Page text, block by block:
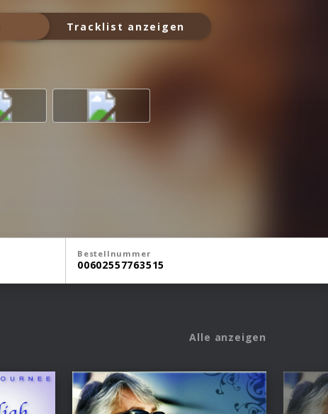
Tracklist anzeigen
Bestellnummer
00602557763515
Alle anzeigen